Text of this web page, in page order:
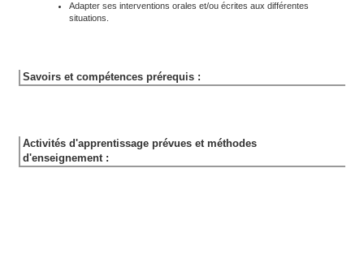
Adapter ses interventions orales et/ou écrites aux différentes
situations.
Savoirs et compétences prérequis :
Activités d'apprentissage prévues et méthodes
d'enseignement :